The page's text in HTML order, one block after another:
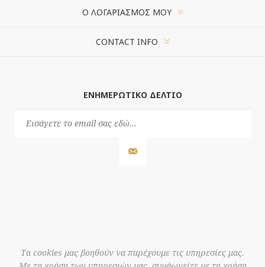
Ο ΛΟΓΑΡΙΑΣΜΌΣ ΜΟΥ
CONTACT INFO
ΕΝΗΜΕΡΩΤΙΚΌ ΔΕΛΤΊΟ
Τα cookies μας βοηθούν να παρέχουμε τις υπηρεσίες μας.